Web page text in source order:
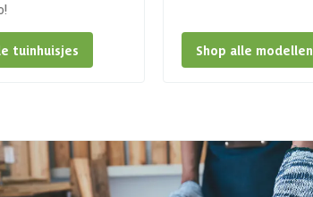
tuinhuisjes Shop alle modellen